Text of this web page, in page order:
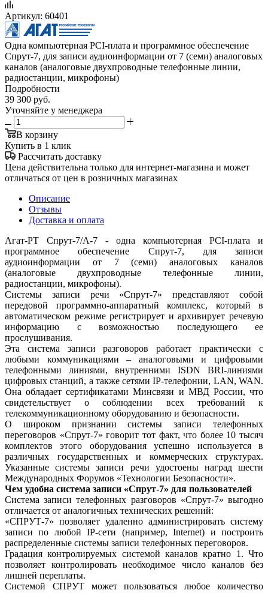
Артикул: 60401
Одна компьютерная PCI-плата и программное обеспечение
Спрут-7, для записи аудиоинформации от 7 (семи) аналоговых
каналов (аналоговые двухпроводные телефонные линии,
радиостанции, микрофоны)
Подробности
39 300 руб.
Уточняйте у менеджера
В корзину
Купить в 1 клик
Рассчитать доставку
Цена действительна только для интернет-магазина и может
отличаться от цен в розничных магазинах
Описание
Отзывы
Доставка и оплата
Агат-РТ Спрут-7/А-7 - одна компьютерная PCI-плата и
программное обеспечение Спрут-7, для записи
аудиоинформации от 7 (семи) аналоговых каналов
(аналоговые двухпроводные телефонные линии,
радиостанции, микрофоны).
Системы записи речи «Спрут-7» представляют собой
передовой программно-аппаратный комплекс, который в
автоматическом режиме регистрирует и архивирует речевую
информацию с возможностью последующего ее
прослушивания.
Эта система записи разговоров работает практически с
любыми коммуникациями – аналоговыми и цифровыми
телефонными линиями, внутренними ISDN BRI-линиями
цифровых станций, а также сетями IP-телефонии, LAN, WAN.
Она обладает сертификатами Минсвязи и МВД России, что
свидетельствует о соблюдении всех требований к
телекоммуникационному оборудованию и безопасности.
О широком признании системы записи телефонных
переговоров «Спрут-7» говорит тот факт, что более 10 тысяч
комплектов этого оборудования успешно используется в
различных государственных и коммерческих структурах.
Указанные системы записи речи удостоены наград шести
Международных Форумов «Технологии Безопасности».
Чем удобна система записи «Спрут-7» для пользователей
Система записи телефонных разговоров «Спрут-7» выгодно
отличается от аналогичных технических решений:
«СПРУТ-7» позволяет удаленно администрировать систему
записи по любой IP-сети (например, Internet) и построить
распределенные системы записи телефонных переговоров.
Градация контролируемых системой каналов кратно 1. Что
позволяет контролировать необходимое число каналов без
лишней переплаты.
Системой СПРУТ может пользоваться любое количество